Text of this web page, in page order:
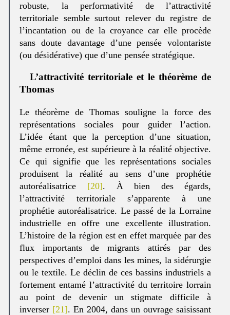
robuste, la performativité de l’attractivité
territoriale semble surtout relever du registre de
l’incantation ou de la croyance car elle procède
sans doute davantage d’une pensée volontariste
(ou désidérative) que d’une pensée stratégique.
L’attractivité territoriale et le théorème de
Thomas
Le théorème de Thomas souligne la force des
représentations sociales pour guider l’action.
L’idée étant que la perception d’une situation,
même erronée, est supérieure à la réalité objective.
Ce qui signifie que les représentations sociales
produisent la réalité au sens d’une prophétie
autoréalisatrice [20]. À bien des égards,
l’attractivité territoriale s’apparente à une
prophétie autoréalisatrice. Le passé de la Lorraine
industrielle en offre une excellente illustration.
L’histoire de la région est en effet marquée par des
flux importants de migrants attirés par des
perspectives d’emploi dans les mines, la sidérurgie
ou le textile. Le déclin de ces bassins industriels a
fortement entamé l’attractivité du territoire lorrain
au point de devenir un stigmate difficile à
inverser [21]. En 2004, dans un ouvrage saisissant